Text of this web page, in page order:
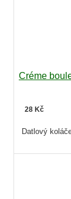
Créme
28 Kč
Datlový